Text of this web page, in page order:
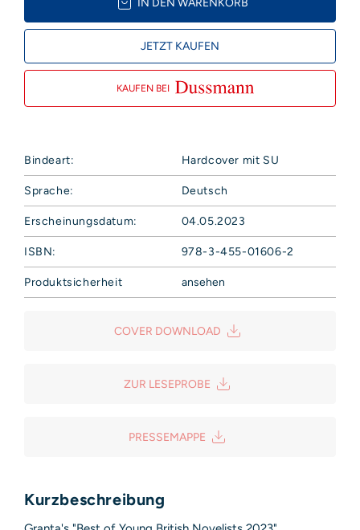
JETZT KAUFEN
KAUFEN BEI
Bindeart: Hardcover mit SU
Sprache: Deutsch
Erscheinungsdatum: 04.05.2023
ISBN: 978-3-455-01606-2
Produktsicherheit
ansehen
Sicherheitshinweis entsprechend Art. 9 Abs. 7 S. 2 der
COVER DOWNLOAD
ZUR LESEPROBE
PRESSEMAPPE
Kurzbeschreibung